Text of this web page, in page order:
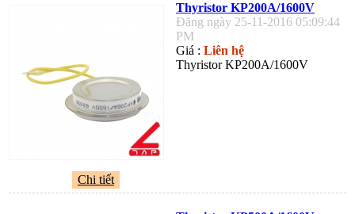
Thyristor KP200A/1600V
Đăng ngày 25-11-2016 05:09:44
PM
Giá : Liên hệ
Thyristor KP200A/1600V
Chi tiết